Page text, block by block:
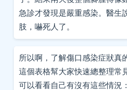
急診才發現是嚴重感染。醫生
肢，嚇死人了。
所以啊，了解傷口感染症狀真
這個表格幫大家快速總整理常
可以看看自己有沒有這些情況：